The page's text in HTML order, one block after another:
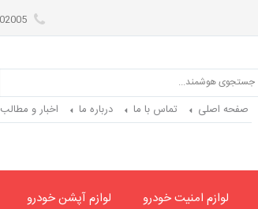
صفحه اصلی تماس با ما درباره ما اخبار و مطالب
لوازم امنیت خودرو لوازم آپشن خودرو